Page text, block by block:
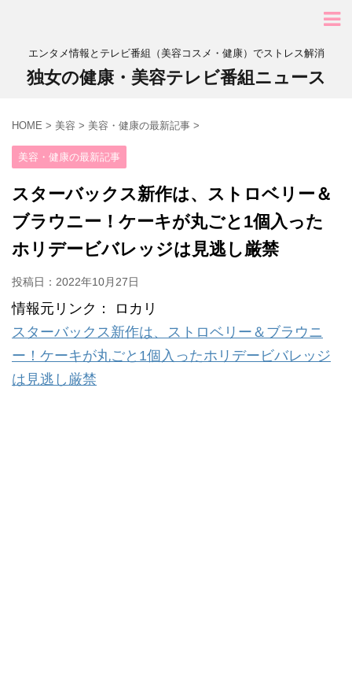
エンタメ情報とテレビ番組（美容コスメ・健康）でストレス解消
独女の健康・美容テレビ番組ニュース
HOME > 美容 > 美容・健康の最新記事 >
美容・健康の最新記事
スターバックス新作は、ストロベリー＆
ブラウニー！ケーキが丸ごと1個入った
ホリデービバレッジは見逃し厳禁
投稿日： 2022年10月27日
情報元リンク： ロカリ
スターバックス新作は、ストロベリー＆ブラウニ
ー！ケーキが丸ごと1個入ったホリデービバレッジ
は見逃し厳禁